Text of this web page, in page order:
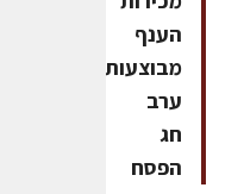
הענף
מבוצעות
ערב
חג
הפסח